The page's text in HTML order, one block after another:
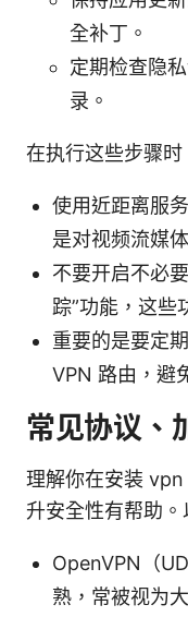
全补丁。
定期检查隐
录。
在执行这些步骤时
使用近距离服
是对视频流媒
不要开启不必
踪”功能，这些
重要的是要定
VPN 路由，避
常见协议、
理解你在安装
升安全性有帮助。
OpenVPN（
熟，常被视为